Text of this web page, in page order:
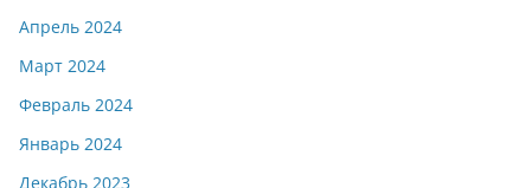
Апрель 2024
Март 2024
Февраль 2024
Январь 2024
Декабрь 2023